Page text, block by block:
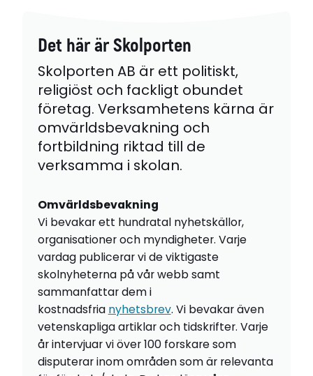
Det här är Skolporten
Skolporten AB är ett politiskt,
religiöst och fackligt obundet
företag. Verksamhetens kärna är
omvärldsbevakning och
fortbildning riktad till de
verksamma i skolan.
Omvärldsbevakning
Vi bevakar ett hundratal nyhetskällor,
organisationer och myndigheter. Varje
vardag publicerar vi de viktigaste
skolnyheterna på vår webb samt
sammanfattar dem i
kostnadsfria nyhetsbrev. Vi bevakar även
vetenskapliga artiklar och tidskrifter. Varje
år intervjuar vi över 100 forskare som
disputerar inom områden som är relevanta